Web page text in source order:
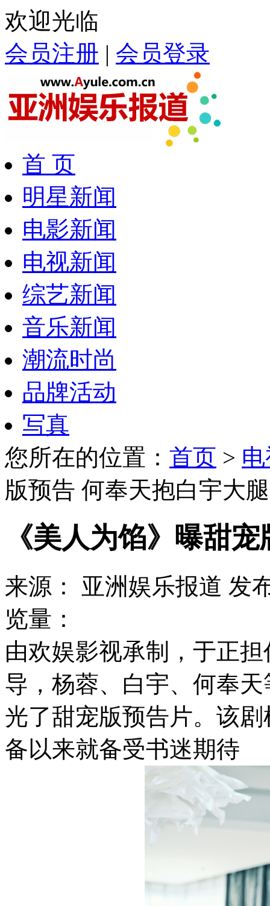
欢迎光临
会员注册 | 会员登录
首 页
明星新闻
电影新闻
电视新闻
综艺新闻
音乐新闻
潮流时尚
品牌活动
写真
您所在的位置： 首页 >
版预告 何奉天抱白宇大腿
《美人为馅》曝甜
来源： 亚洲娱乐报道 发
览量：
由欢娱影视承制，于正
导，杨蓉、白宇、何奉
光了甜宠版预告片。该
备以来就备受书迷期待